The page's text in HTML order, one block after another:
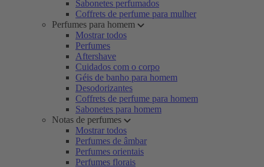
Sabonetes perfumados
Coffrets de perfume para mulher
Perfumes para homem
Mostrar todos
Perfumes
Aftershave
Cuidados com o corpo
Géis de banho para homem
Desodorizantes
Coffrets de perfume para homem
Sabonetes para homem
Notas de perfumes
Mostrar todos
Perfumes de âmbar
Perfumes orientais
Perfumes florais